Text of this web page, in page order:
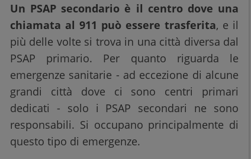
Un PSAP secondario è il centro dove una
chiamata al 911 può essere trasferita, e il
più delle volte si trova in una città diversa dal
PSAP primario. Per quanto riguarda le
emergenze sanitarie - ad eccezione di alcune
grandi città dove ci sono centri primari
dedicati - solo i PSAP secondari ne sono
responsabili. Si occupano principalmente di
questo tipo di emergenze.